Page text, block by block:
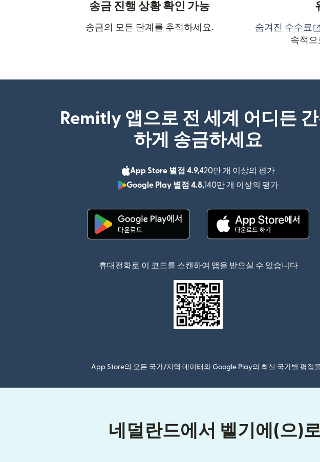
송금 진행 상황 확인 가능
송금의 모든 단계를 추적하세요. 숨겨진 수수료
속적으
Remitly 앱으로 전 세계 어디든
하게 송금하세요
App Store 별점 4.9,420만 개 이상의 평가
Google Play 별점 4.8,140만 개 이상의 평가
휴대전화로 이 코드를 스캔하여 앱을 받으실 수 있습니다
App Store의 모든 국가/지역 데이터와 Google Play의 최신 국가별 평점
네덜란드에서 벨기에(으)